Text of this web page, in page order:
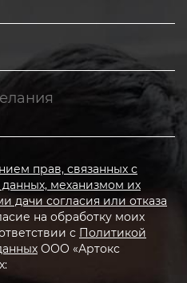
прав, связанных с
механизмом их
дачи согласия или отказа
на обработку моих
с Политикой
ООО «Артокс